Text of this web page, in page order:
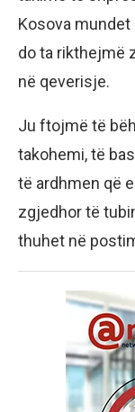
Kosova
do ta rikthejmë
në qeverisje.
Ju ftojmë të
takohemi, të
të ardhmen që
zgjedhor të
thuhet në